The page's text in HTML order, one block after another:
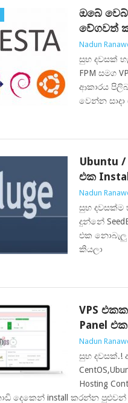
ඔබේ
වේගවත්
Nadun
සුභ දවසක්
FPM සමග
ආකාරය
වෙන්න
Ubuntu /
එක
Nadun
සුභ දවසක්ම
දුන්නේ
එක
කියලා
VPS
Panel
Nadun
සුභ දවසක්.!
Hosting
දෙකෙන් install කරන්න පුළුවන්